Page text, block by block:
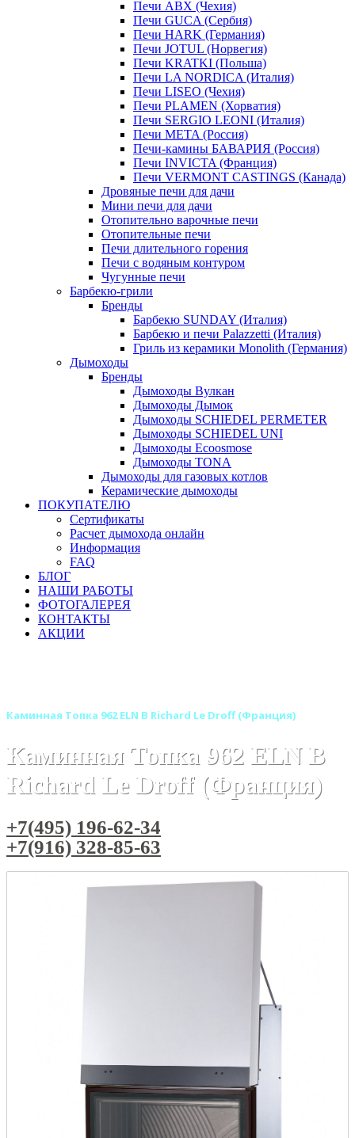
Печи ABX (Чехия)
Печи GUCA (Сербия)
Печи HARK (Германия)
Печи JOTUL (Норвегия)
Печи KRATKI (Польша)
Печи LA NORDICA (Италия)
Печи LISEO (Чехия)
Печи PLAMEN (Хорватия)
Печи SERGIO LEONI (Италия)
Печи META (Россия)
Печи-камины БАВАРИЯ (Россия)
Печи INVICTA (Франция)
Печи VERMONT CASTINGS (Канада)
Дровяные печи для дачи
Мини печи для дачи
Отопительно варочные печи
Отопительные печи
Печи длительного горения
Печи с водяным контуром
Чугунные печи
Барбекю-грили
Бренды
Барбекю SUNDAY (Италия)
Барбекю и печи Palazzetti (Италия)
Гриль из керамики Monolith (Германия)
Дымоходы
Бренды
Дымоходы Вулкан
Дымоходы Дымок
Дымоходы SCHIEDEL PERMETER
Дымоходы SCHIEDEL UNI
Дымоходы Ecoosmose
Дымоходы TONA
Дымоходы для газовых котлов
Керамические дымоходы
ПОКУПАТЕЛЮ
Сертификаты
Расчет дымохода онлайн
Информация
FAQ
БЛОГ
НАШИ РАБОТЫ
ФОТОГАЛЕРЕЯ
КОНТАКТЫ
АКЦИИ
Каминная Топка 962 ELN B Richard Le Droff (Франция)
Каминная Топка 962 ELN B
Richard Le Droff (Франция)
+7(495) 196-62-34
+7(916) 328-85-63